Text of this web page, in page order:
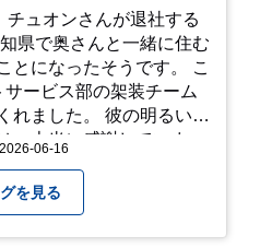
用した農園ですので、
。 雨対策: 雨上
すくなることがありま
しておくと安心ですね。
年の気候によって見頃
ける前に必ず公式情報や
りに 梅雨の
から「お出かけを楽しむ
そんな素敵な場所です。
ュオンさんが退社する
県で奥さんと一緒に住む
とになったそうです。 こ
ービス部の架装チーム
れました。 彼の明るい笑
、本当に感謝していま
します。 チュオンさんの
タートを、みんなで応援
ん、今まで本当にありが
06-16
を見る